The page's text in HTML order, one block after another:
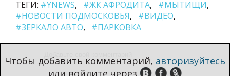
ТЕГИ: #YNEWS #ЖК АФРОДИТА
#МЫТИЩИ
#НОВОСТИ ПОДМОСКОВЬЯ
#ВИДЕО
#ЗЕРКАЛО АВТО
#ПАРКОВКА
Чтобы добавить комментарий, авторизуйтесь
или войдите через